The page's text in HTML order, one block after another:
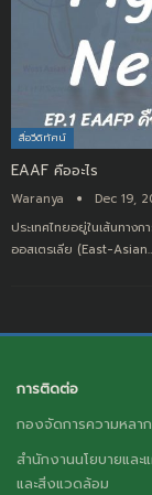
สื่อวีดิทัศน์
EAAF คืออะไร
Waranya
Dec 19,
ประเทศไทยอยู่ในเส้นทาง
ออสเตรเลีย (East-Asian
การติดต่อ
กองจัดการความหลา
สำนักงานนโยบายแล
และสิ่งแวดล้อม